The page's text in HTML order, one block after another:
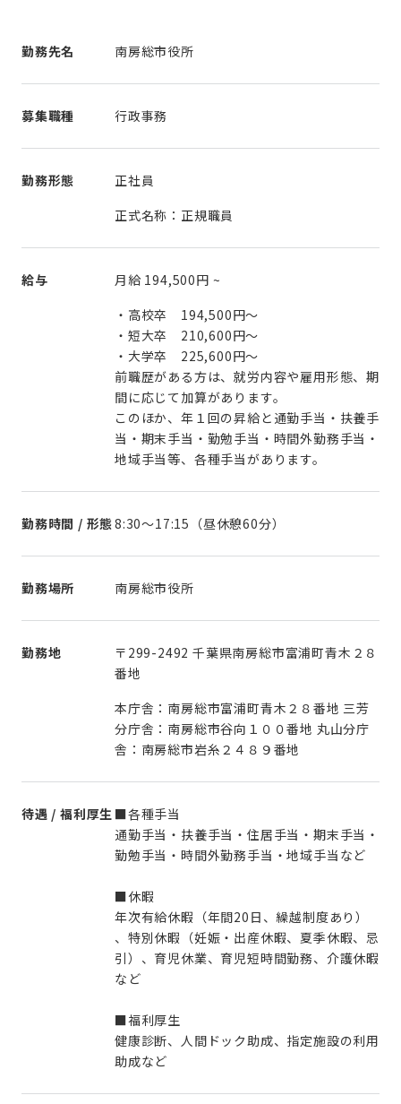
勤務先名 南房総市役所
募集職種 行政事務
勤務形態
正社員
正式名称：正規職員
給与 月給 194,500円 ~
・高校卒 194,500円～
・短大卒 210,600円～
・大学卒 225,600円～
前職歴がある方は、就労内容や雇用形態、期
間に応じて加算があります。
このほか、年１回の昇給と通勤手当・扶養手
当・期末手当・勤勉手当・時間外勤務手当・
地域手当等、各種手当があります。
勤務時間 / 形態8:30～17:15（昼休憩60分）
勤務場所 南房総市役所
勤務地
〒299-2492 千葉県南房総市富浦町青木２８
番地
本庁舎：南房総市富浦町青木２８番地 三芳
分庁舎：南房総市谷向１００番地 丸山分庁
舎：南房総市岩糸２４８９番地
待遇 / 福利厚生 ■各種手当
通勤手当・扶養手当・住居手当・期末手当・
勤勉手当・時間外勤務手当・地域手当など
■休暇
年次有給休暇（年間20日、繰越制度あり）
、特別休暇（妊娠・出産休暇、夏季休暇、忌
引）、育児休業、育児短時間勤務、介護休暇
など
■福利厚生
健康診断、人間ドック助成、指定施設の利用
助成など